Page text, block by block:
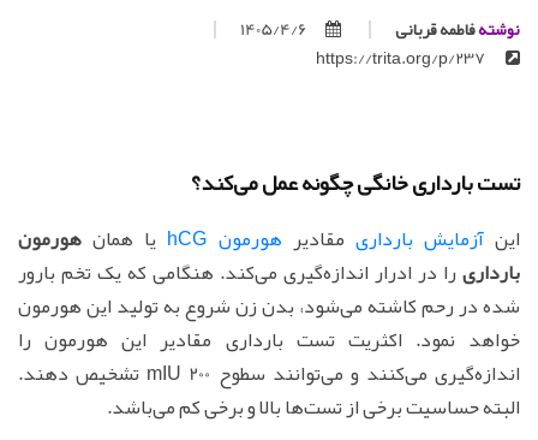
نوشتهفاطمه قربانی
1405/4/6
تست بارداری خانگی چگونه عمل می‌کند؟
اینآزمایش بارداری مقادیر هورمون hCG یا همان هورمون
بارداریرا در ادرار اندازه‌گیری می‌کند. هنگامی که یک تخم بارور
شده در رحم کاشته می‌شود، بدن زن شروع به تولید این هورمون
خواهد نمود. اکثریت تست بارداری مقادیر این هورمون را
اندازه‌گیری می‌کنند و می‌توانند سطوح 200 mIU تشخیص دهند.
البته حساسیت برخی از تست‌ها بالا و برخی کم می‌باشد.